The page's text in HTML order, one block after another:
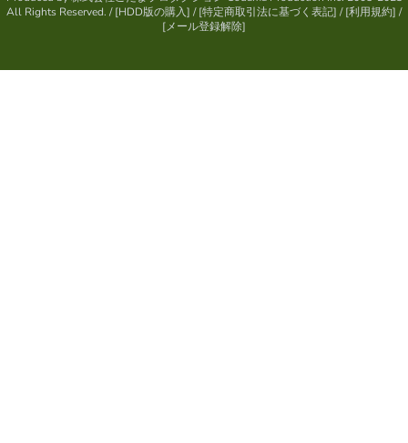
All Rights Reserved. / [HDD版の購入] / [特定商取引法に基づく表記] / [利用規約] /
[メール登録解除]